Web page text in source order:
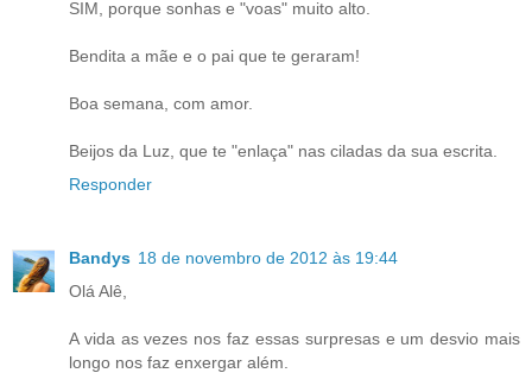
SIM, porque sonhas e "voas" muito alto.
Bendita a mãe e o pai que te geraram!
Boa semana, com amor.
Beijos da Luz, que te "enlaça" nas ciladas da sua escrita.
Responder
Bandys 18 de novembro de 2012 às 19:44
Olá Alê,
A vida as vezes nos faz essas surpresas e um desvio mais
longo nos faz enxergar além.